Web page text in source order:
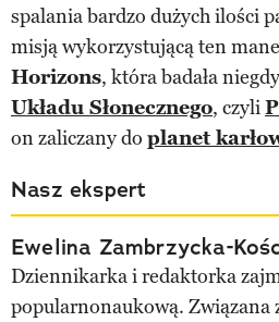
spalania bardzo dużych ilości
misją wykorzystującą ten
Horizons, która badała
Układu Słonecznego, czyli
on zaliczany do planet
Nasz ekspert
Ewelina Zambrzycka-
Dziennikarka i redaktorka
popularnonaukową. Związana